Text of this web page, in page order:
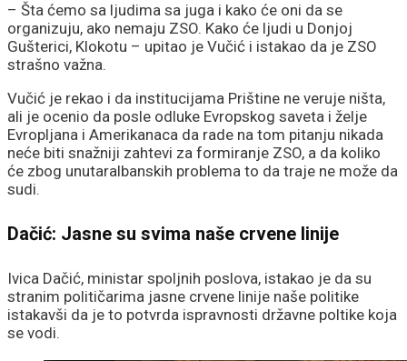
– Šta ćemo sa ljudima sa juga i kako će oni da se
organizuju, ako nemaju ZSO. Kako će ljudi u Donjoj
Gušterici, Klokotu – upitao je Vučić i istakao da je ZSO
strašno važna.
Vučić je rekao i da institucijama Prištine ne veruje ništa,
ali je ocenio da posle odluke Evropskog saveta i želje
Evropljana i Amerikanaca da rade na tom pitanju nikada
neće biti snažniji zahtevi za formiranje ZSO, a da koliko
će zbog unutaralbanskih problema to da traje ne može da
sudi.
Dačić: Jasne su svima naše crvene linije
Ivica Dačić, ministar spoljnih poslova, istakao je da su
stranim političarima jasne crvene linije naše politike
istakavši da je to potvrda ispravnosti državne poltike koja
se vodi.